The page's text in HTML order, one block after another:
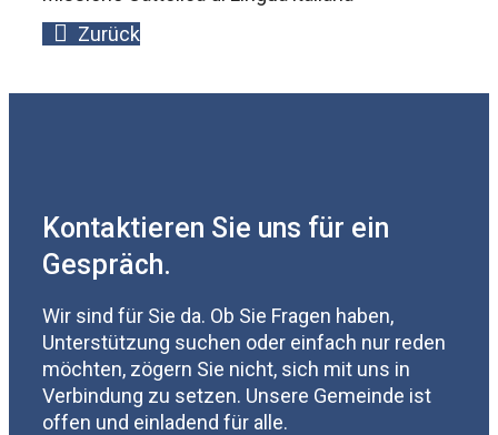
Zurück
Kontaktieren Sie uns für ein
Gespräch.
Wir sind für Sie da. Ob Sie Fragen haben,
Unterstützung suchen oder einfach nur reden
möchten, zögern Sie nicht, sich mit uns in
Verbindung zu setzen. Unsere Gemeinde ist
offen und einladend für alle.